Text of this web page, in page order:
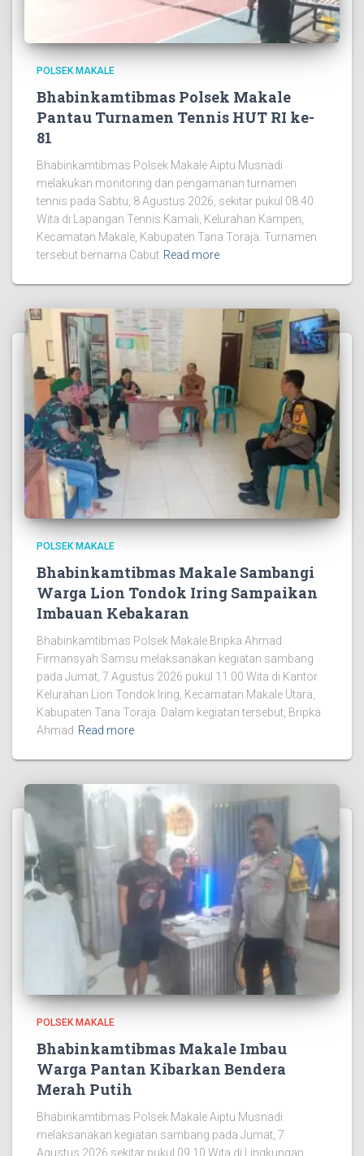
POLSEK MAKALE
Bhabinkamtibmas Polsek Makale
Pantau Turnamen Tennis HUT RI ke-
81
Bhabinkamtibmas Polsek Makale Aiptu Musnadi
melakukan monitoring dan pengamanan turnamen
tennis pada Sabtu, 8 Agustus 2026, sekitar pukul 08.40
Wita di Lapangan Tennis Kamali, Kelurahan Kampen,
Kecamatan Makale, Kabupaten Tana Toraja. Turnamen
tersebut bernama Cabut Read more
POLSEK MAKALE
Bhabinkamtibmas Makale Sambangi
Warga Lion Tondok Iring Sampaikan
Imbauan Kebakaran
Bhabinkamtibmas Polsek Makale Bripka Ahmad
Firmansyah Samsu melaksanakan kegiatan sambang
pada Jumat, 7 Agustus 2026 pukul 11.00 Wita di Kantor
Kelurahan Lion Tondok Iring, Kecamatan Makale Utara,
Kabupaten Tana Toraja. Dalam kegiatan tersebut, Bripka
Ahmad Read more
POLSEK MAKALE
Bhabinkamtibmas Makale Imbau
Warga Pantan Kibarkan Bendera
Merah Putih
Bhabinkamtibmas Polsek Makale Aiptu Musnadi
melaksanakan kegiatan sambang pada Jumat, 7
Agustus 2026 sekitar pukul 09.10 Wita di Lingkungan